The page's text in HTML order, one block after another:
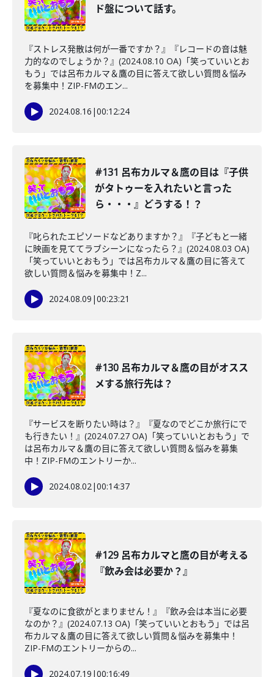
ド盤について話す。
『ストレス発散は何が一番ですか？』『レコードの音は魅
力的なのでしょうか？』(2024.08.10 OA)「笑っていいとお
もう」では呂布カルマ＆鷹の目に答えて欲しい質問＆悩み
を募集中！ZIP-FMのエン...
2024.08.16 |00:12:24
#131 呂布カルマ＆鷹の目は『子供
がタトゥーを入れたいと言った
ら・・・』どうする！？
『叱られたエピソードなどありますか？』『子どもと一緒
に映画を見ててラブシーンになったら？』(2024.08.03 OA)
「笑っていいとおもう」では呂布カルマ＆鷹の目に答えて
欲しい質問＆悩みを募集中！Z...
2024.08.09 |00:23:21
#130 呂布カルマ＆鷹の目がオスス
メする旅行先は？
『サービスを断りたい時は？』『夏なのでどこか旅行にで
も行きたい！』(2024.07.27 OA)「笑っていいとおもう」で
は呂布カルマ＆鷹の目に答えて欲しい質問＆悩みを募集
中！ZIP-FMのエントリーか...
2024.08.02|00:14:37
#129 呂布カルマと鷹の目が考える
『飲み会は必要か？』
『夏なのに食欲がとまりません！』『飲み会は本当に必要
なのか？』(2024.07.13 OA)「笑っていいとおもう」では呂
布カルマ＆鷹の目に答えて欲しい質問＆悩みを募集中！
ZIP-FMのエントリーからの...
2024.07.19 |00:16:49